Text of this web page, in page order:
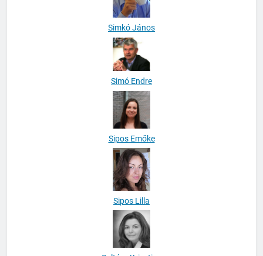
Simkó János
Simó Endre
Sipos Emőke
Sipos Lilla